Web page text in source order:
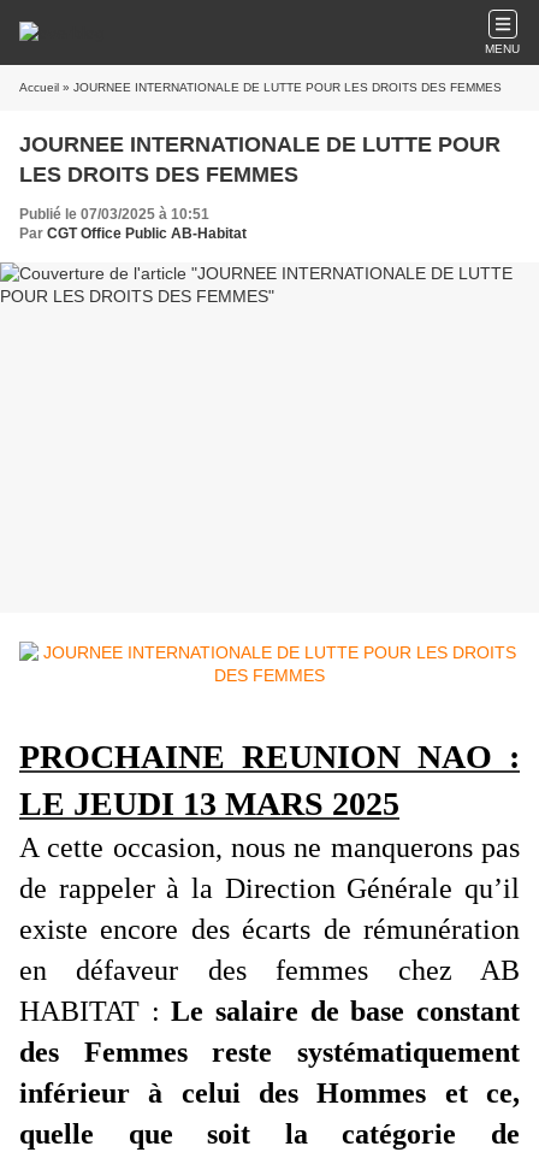
MENU
Accueil » JOURNEE INTERNATIONALE DE LUTTE POUR LES DROITS DES FEMMES
JOURNEE INTERNATIONALE DE LUTTE POUR
LES DROITS DES FEMMES
Publié le 07/03/2025 à 10:51
Par CGT Office Public AB-Habitat
PROCHAINE REUNION NAO :
LE JEUDI 13 MARS 2025
A cette occasion, nous ne manquerons pas
de rappeler à la Direction Générale qu’il
existe encore des écarts de rémunération
en défaveur des femmes chez AB
HABITAT :Le salaire de base constant
des Femmes reste systématiquement
inférieur à celui des Hommes et ce,
quelle que soit la catégorie de